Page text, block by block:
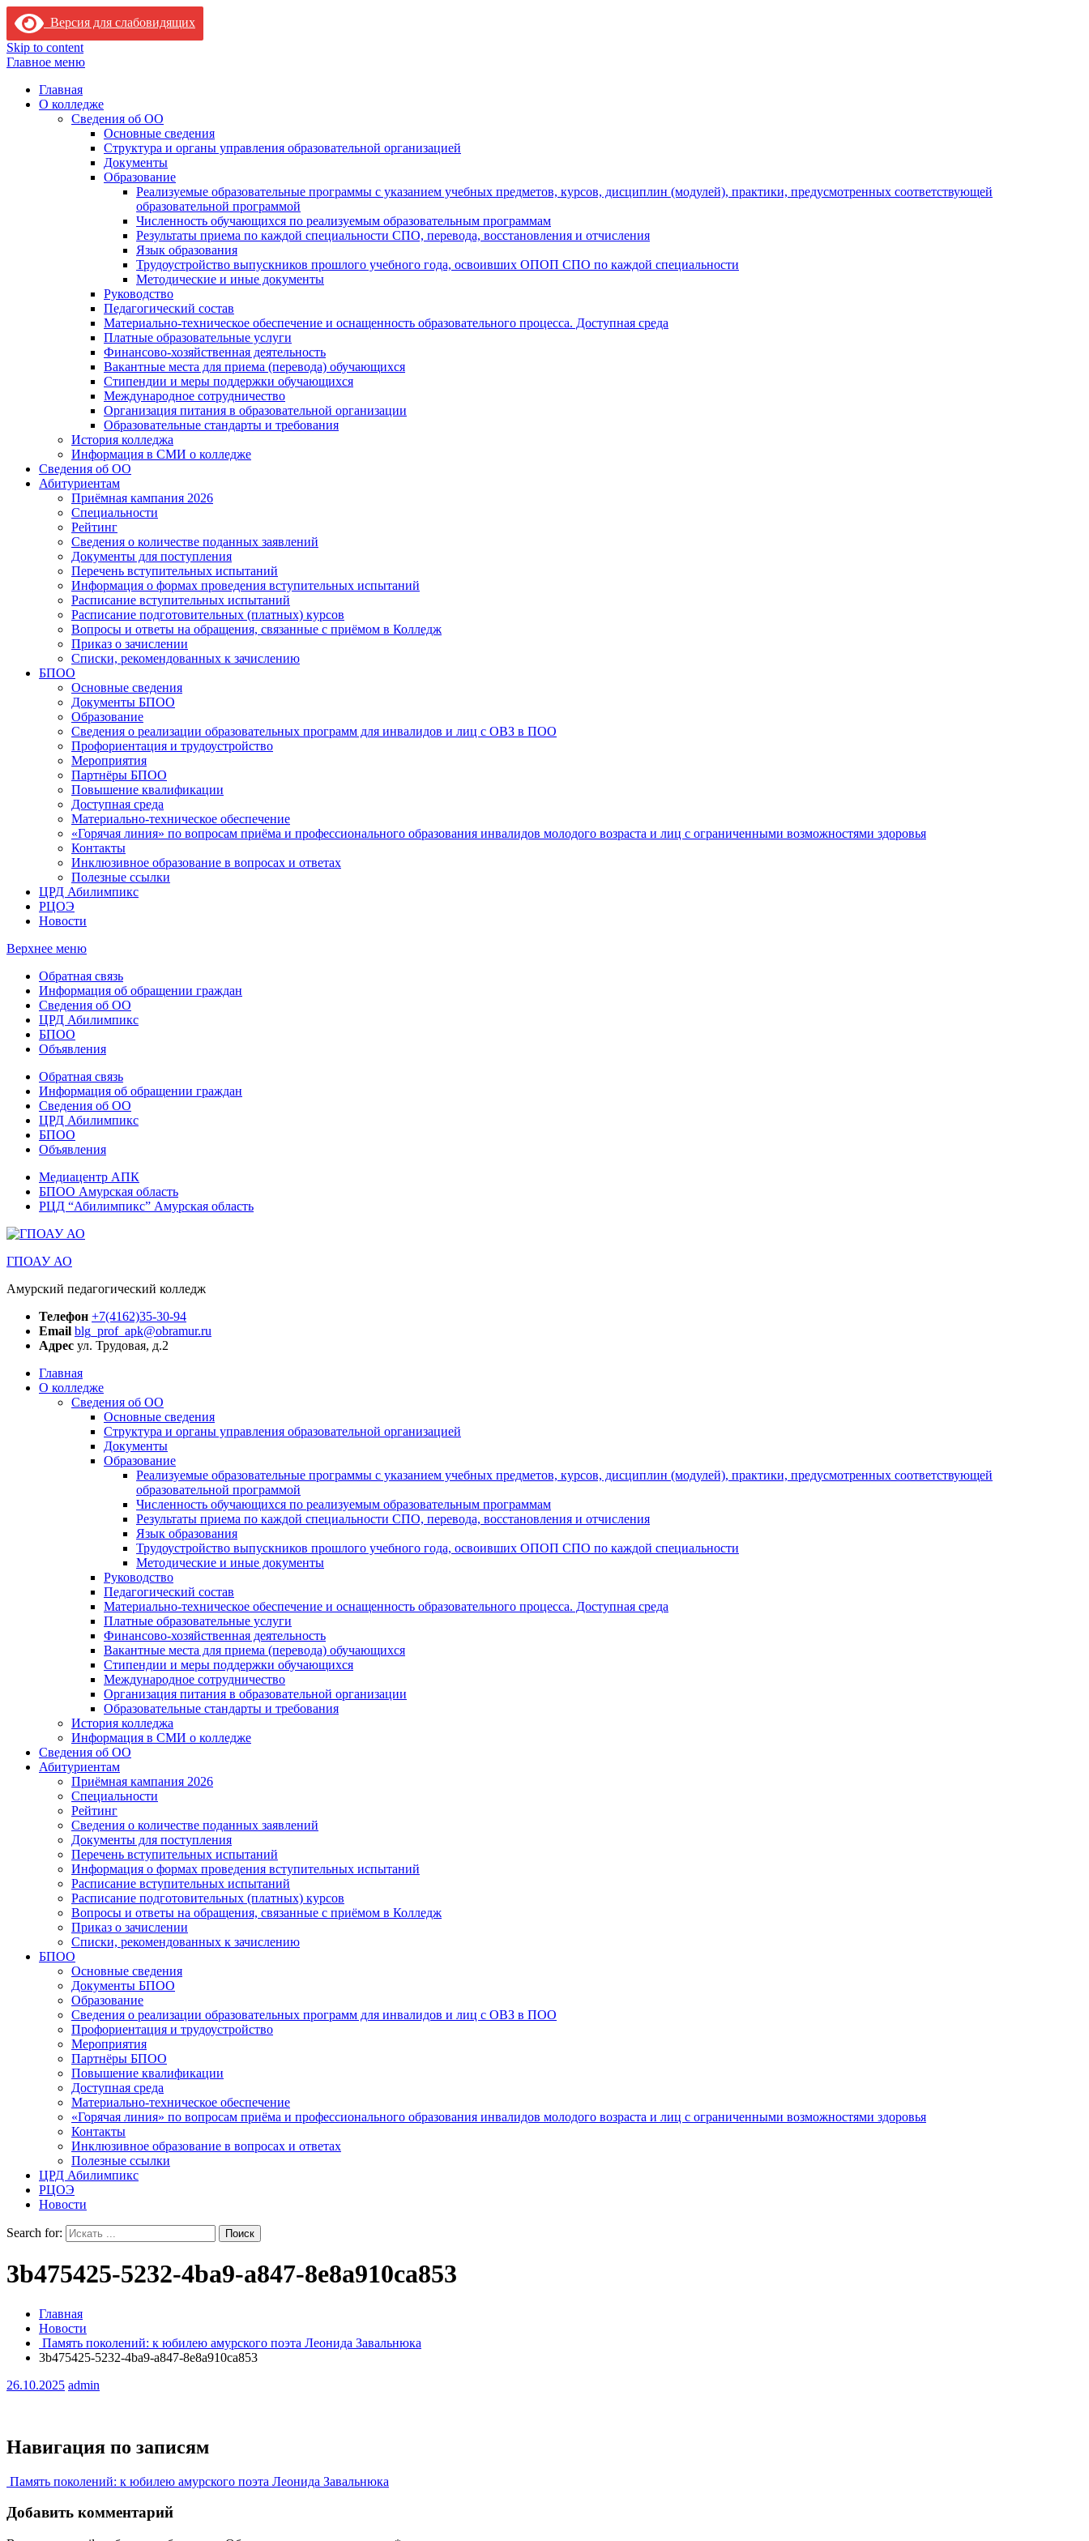
Версия для слабовидящих
Skip to content
Главное меню
Главная
О колледже
Сведения об ОО
Основные сведения
Структура и органы управления образовательной организацией
Документы
Образование
Реализуемые образовательные программы с указанием учебных предметов, курсов, дисциплин (модулей), практики, предусмотренных соответствующей
образовательной программой
Численность обучающихся по реализуемым образовательным программам
Результаты приема по каждой специальности СПО, перевода, восстановления и отчисления
Язык образования
Трудоустройство выпускников прошлого учебного года, освоивших ОПОП СПО по каждой специальности
Методические и иные документы
Руководство
Педагогический состав
Материально-техническое обеспечение и оснащенность образовательного процесса. Доступная среда
Платные образовательные услуги
Финансово-хозяйственная деятельность
Вакантные места для приема (перевода) обучающихся
Стипендии и меры поддержки обучающихся
Международное сотрудничество
Организация питания в образовательной организации
Образовательные стандарты и требования
История колледжа
Информация в СМИ о колледже
Сведения об ОО
Абитуриентам
Приёмная кампания 2026
Специальности
Рейтинг
Сведения о количестве поданных заявлений
Документы для поступления
Перечень вступительных испытаний
Информация о формах проведения вступительных испытаний
Расписание вступительных испытаний
Расписание подготовительных (платных) курсов
Вопросы и ответы на обращения, связанные с приёмом в Колледж
Приказ о зачислении
Списки, рекомендованных к зачислению
БПОО
Основные сведения
Документы БПОО
Образование
Сведения о реализации образовательных программ для инвалидов и лиц с ОВЗ в ПОО
Профориентация и трудоустройство
Мероприятия
Партнёры БПОО
Повышение квалификации
Доступная среда
Материально-техническое обеспечение
«Горячая линия» по вопросам приёма и профессионального образования инвалидов молодого возраста и лиц с ограниченными возможностями здоровья
Контакты
Инклюзивное образование в вопросах и ответах
Полезные ссылки
ЦРД Абилимпикс
РЦОЭ
Новости
Верхнее меню
Обратная связь
Информация об обращении граждан
Сведения об ОО
ЦРД Абилимпикс
БПОО
Объявления
Обратная связь
Информация об обращении граждан
Сведения об ОО
ЦРД Абилимпикс
БПОО
Объявления
Медиацентр АПК
БПОО Амурская область
РЦД “Абилимпикс” Амурская область
ГПОАУ АО
Амурский педагогический колледж
Телефон +7(4162)35-30-94
Email blg_prof_apk@obramur.ru
Адрес ул. Трудовая, д.2
Главная
О колледже
Сведения об ОО
Основные сведения
Структура и органы управления образовательной организацией
Документы
Образование
Реализуемые образовательные программы с указанием учебных предметов, курсов, дисциплин (модулей), практики, предусмотренных соответствующей
образовательной программой
Численность обучающихся по реализуемым образовательным программам
Результаты приема по каждой специальности СПО, перевода, восстановления и отчисления
Язык образования
Трудоустройство выпускников прошлого учебного года, освоивших ОПОП СПО по каждой специальности
Методические и иные документы
Руководство
Педагогический состав
Материально-техническое обеспечение и оснащенность образовательного процесса. Доступная среда
Платные образовательные услуги
Финансово-хозяйственная деятельность
Вакантные места для приема (перевода) обучающихся
Стипендии и меры поддержки обучающихся
Международное сотрудничество
Организация питания в образовательной организации
Образовательные стандарты и требования
История колледжа
Информация в СМИ о колледже
Сведения об ОО
Абитуриентам
Приёмная кампания 2026
Специальности
Рейтинг
Сведения о количестве поданных заявлений
Документы для поступления
Перечень вступительных испытаний
Информация о формах проведения вступительных испытаний
Расписание вступительных испытаний
Расписание подготовительных (платных) курсов
Вопросы и ответы на обращения, связанные с приёмом в Колледж
Приказ о зачислении
Списки, рекомендованных к зачислению
БПОО
Основные сведения
Документы БПОО
Образование
Сведения о реализации образовательных программ для инвалидов и лиц с ОВЗ в ПОО
Профориентация и трудоустройство
Мероприятия
Партнёры БПОО
Повышение квалификации
Доступная среда
Материально-техническое обеспечение
«Горячая линия» по вопросам приёма и профессионального образования инвалидов молодого возраста и лиц с ограниченными возможностями здоровья
Контакты
Инклюзивное образование в вопросах и ответах
Полезные ссылки
ЦРД Абилимпикс
РЦОЭ
Новости
Search for:
3b475425-5232-4ba9-a847-8e8a910ca853
Главная
Новости
Память поколений: к юбилею амурского поэта Леонида Завальнюка
3b475425-5232-4ba9-a847-8e8a910ca853
26.10.2025 admin
Навигация по записям
Память поколений: к юбилею амурского поэта Леонида Завальнюка
Добавить комментарий